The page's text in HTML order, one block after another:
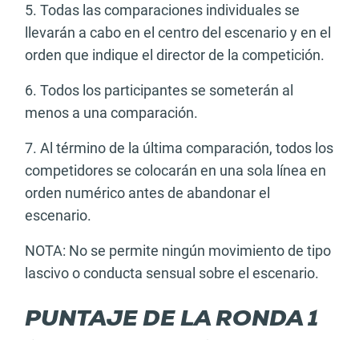
5. Todas las comparaciones individuales se
llevarán a cabo en el centro del escenario y en el
orden que indique el director de la competición.
6. Todos los participantes se someterán al
menos a una comparación.
7. Al término de la última comparación, todos los
competidores se colocarán en una sola línea en
orden numérico antes de abandonar el
escenario.
NOTA: No se permite ningún movimiento de tipo
lascivo o conducta sensual sobre el escenario.
PUNTAJE DE LA RONDA 1